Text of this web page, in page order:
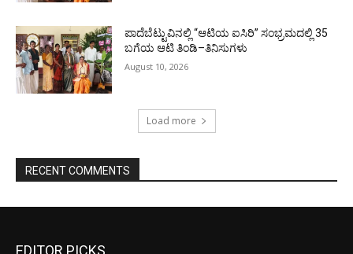
ಪಾದೆಬೆಟ್ಟುವಿನಲ್ಲಿ “ಆಟಿಯ ಐಸಿರಿ’’ ಸಂಭ್ರಮದಲ್ಲಿ 35
ಬಗೆಯ ಆಟಿ ತಿಂಡಿ–ತಿನಿಸುಗಳು
August 10, 2026
Load more
RECENT COMMENTS
EDITOR PICKS